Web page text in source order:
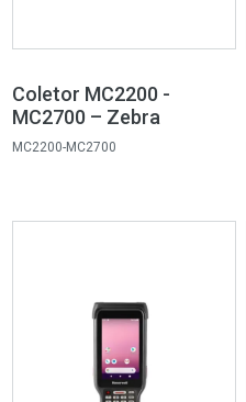
Coletor MC2200 -
MC2700 – Zebra
MC2200-MC2700